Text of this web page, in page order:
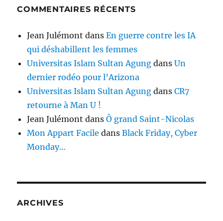
COMMENTAIRES RÉCENTS
Jean Julémont dansEn guerre contre les IA
qui déshabillent les femmes
Universitas Islam Sultan Agung dansUn
dernier rodéo pour l’Arizona
Universitas Islam Sultan Agung dansCR7
retourne à Man U !
Jean Julémont dansÔ grand Saint-Nicolas
Mon Appart Facile dansBlack Friday, Cyber
Monday…
ARCHIVES